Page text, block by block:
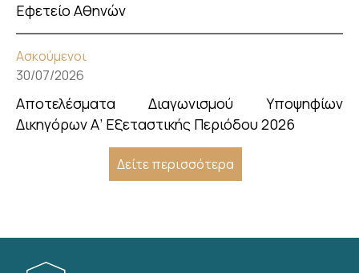
Εφετείο Αθηνών
Ασκούμενοι
30/07/2026
Αποτελέσματα Διαγωνισμού Υποψηφίων
Δικηγόρων Α’ Εξεταστικής Περιόδου 2026
Δείτε περισσότερα